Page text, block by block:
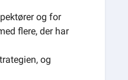
og for
flere, der har
og